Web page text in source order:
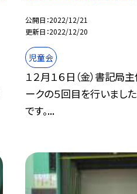
公開日 2022/12/21
更新日 2022/12/20
児童会
１２月１６日（金）書記局
ークの５回目を行いまし
です。...